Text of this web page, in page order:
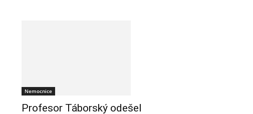
Nemocnice
Profesor Táborský odešel